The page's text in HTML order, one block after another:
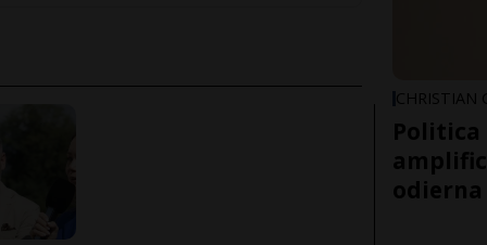
CHRISTIAN
Politica
odierna